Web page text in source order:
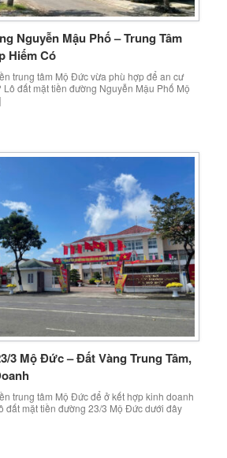
Nguyễn Mậu Phố – Trung Tâm
Hiếm Có
trung tâm Mộ Đức vừa phù hợp để an cư
đất mặt tiền đường Nguyễn Mậu Phố Mộ
3 Mộ Đức – Đất Vàng Trung Tâm,
trung tâm Mộ Đức để ở kết hợp kinh doanh
đất mặt tiền đường 23/3 Mộ Đức dưới đây